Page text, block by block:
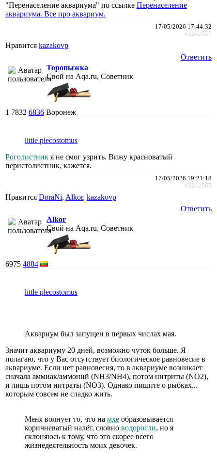
"Перенаселение аквариума" по ссылке Перенаселение
аквариума. Все про аквариум.
17/05/2026 17:44:32
#3242557
Нравится kazakovp
Ответить
Торопыжка
Свой на Aqa.ru, Советник
1 7832 6836 Воронеж
little plecostomus
Роголистник я не смог узрить. Вижу красноватый
перистолистник, кажется.
17/05/2026 19:21:18
#3242565
Нравится DoraNi, Alkor, kazakovp
Ответить
Alkor
Свой на Aqa.ru, Советник
6975 4884
little plecostomus
Аквариум был запущен в первых числах мая.
Значит аквариуму 20 дней, возможно чуток больше. Я
полагаю, что у Вас отсутствует биологическое равновесие в
аквариуме. Если нет равновесия, то в аквариуме возникает
сначала аммиак/аммоний (NH3/NH4), потом нитриты (NO2),
и лишь потом нитраты (NO3). Однако пишите о рыбках...
которым совсем не сладко жить.
Меня волнует то, что на мхе образовывается
коричневатый налёт, словно водоросли, но я
склоняюсь к тому, что это скорее всего
жизнедеятельность моих девочек.